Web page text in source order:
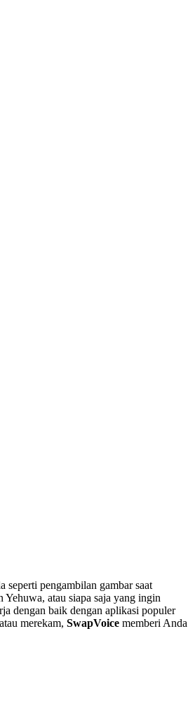
pengambilan gambar saat
atau siapa saja yang ingin
dengan baik dengan aplikasi populer
merekam, SwapVoice memberi Anda